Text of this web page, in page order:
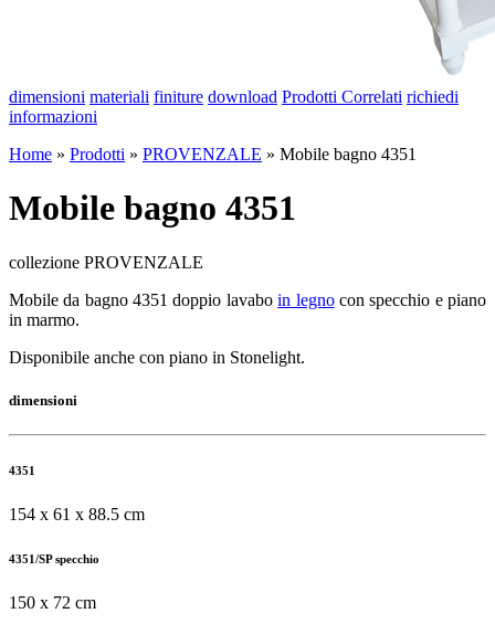
dimensioni materiali finiture download Prodotti Correlati richiedi
informazioni
Home » Prodotti » PROVENZALE » Mobile bagno 4351
Mobile bagno 4351
collezione PROVENZALE
Mobile da bagno 4351 doppio lavaboin legnocon specchio e piano
in marmo.
Disponibile anche con piano in Stonelight.
dimensioni
4351
154 x 61 x 88.5 cm
4351/SP specchio
150 x 72 cm